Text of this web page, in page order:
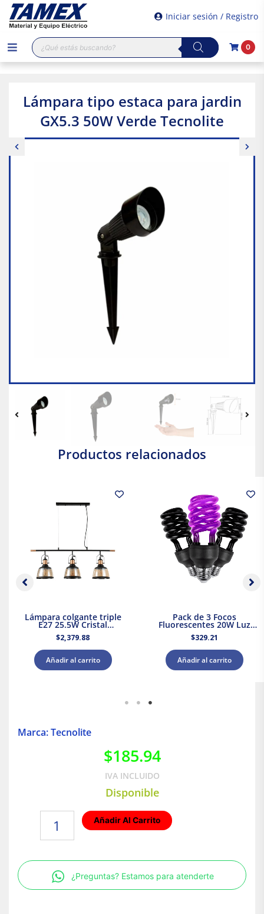
Iniciar sesión / Registro
Búsqueda
de
productos
0
Lámpara tipo estaca para jardin
GX5.3 50W Verde Tecnolite
Productos relacionados
Lámpara colgante triple
E27 25.5W Cristal
Negro/Dorado Tecnolite
$2,379.88
Añadir al carrito
Pack de 3 Focos
Fluorescentes 20W Luz
Negra Base E27 Tecnolite
$329.21
Añadir al carrito
Marca: Tecnolite
$185.94
IVA INCLUIDO
Disponible
estaca
jardin
GX5.3
50W
Añadir Al Carrito
¿Preguntas? Estamos para atenderte